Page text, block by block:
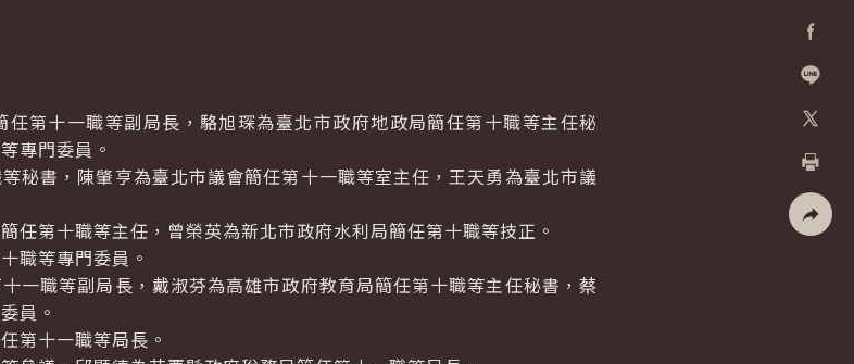
加入好
列印
第十一職等副局長，駱旭琛為臺北市政府地政局簡任第十職等主任秘
專門委員。
書，陳肇亨為臺北市議會簡任第十一職等室主任，王天勇為臺北市議
第十職等主任，曾榮英為新北市政府水利局簡任第十職等技正。
職等專門委員。
職等副局長，戴淑芬為高雄市政府教育局簡任第十職等主任秘書，蔡
員。
十一職等局長。